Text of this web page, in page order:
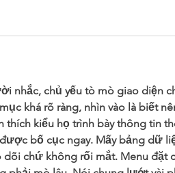
nhắc, chủ yếu tò mò giao diện
khá rõ ràng, nhìn vào là biết
thích kiểu họ trình bày thông tin
bố cục ngay. Mấy bảng dữ
dõi chứ không rối mắt. Menu đặt